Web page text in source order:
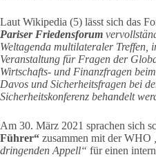
Laut Wikipedia (5) lässt sich das
Pariser Friedensforum
Weltagenda multilateraler Treffen,
Veranstaltung für Fragen der
Wirtschafts- und Finanzfragen
Davos und Sicherheitsfragen bei
Sicherheitskonferenz behandelt
Am 30. März 2021 sprachen sich
Führer“ zusammen mit der WHO
dringenden Appell“ für einen